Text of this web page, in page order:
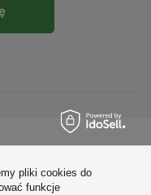
pliki cookies do
funkcje